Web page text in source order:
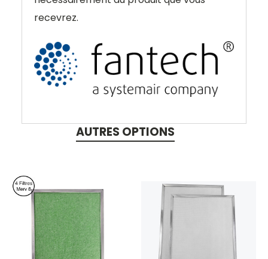
recevrez.
AUTRES OPTIONS